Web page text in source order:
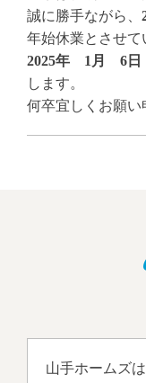
誠に勝手ながら、
年始休業とさせて
2025年 1月 6日
します。
何卒宜しくお願い
山手ホームズ